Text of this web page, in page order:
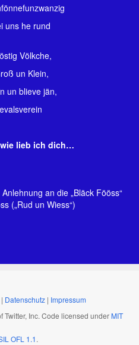
uns he rund
Völkche,
un Klein,
un blieve jän,
lieb ich dich…
an die „Bläck Fööss“
(„Rud un Wiess“)
| Datenschutz | Impressum
Twitter, Inc. Code licensed underMIT
OFL 1.1.